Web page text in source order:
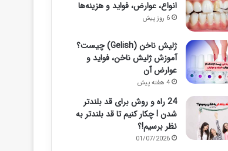
انواع، عوارض، فواید و هزینه‌ها
6 روز پیش
ژلیش ناخن (Gelish) چیست؟
آموزش ژلیش ناخن، فواید و
عوارض آن
4 هفته پیش
24 راه و روش برای قد بلندتر
شدن ! چکار کنیم تا قد بلندتر به
نظر برسیم!؟
01/07/2026